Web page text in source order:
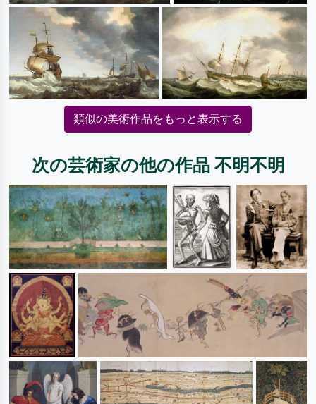
類似の美術作品をもっと表示する
次の芸術家の他の作品 不明不明